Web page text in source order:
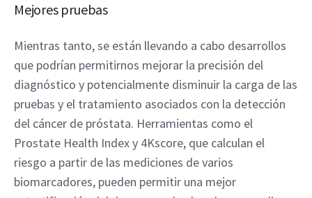
Mejores pruebas
Mientras tanto, se están llevando a cabo desarrollos
que podrían permitirnos mejorar la precisión del
diagnóstico y potencialmente disminuir la carga de las
pruebas y el tratamiento asociados con la detección
del cáncer de próstata. Herramientas como el
Prostate Health Index y 4Kscore, que calculan el
riesgo a partir de las mediciones de varios
biomarcadores, pueden permitir una mejor